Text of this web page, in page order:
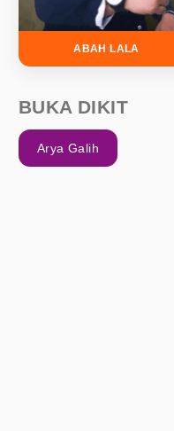
ABAH LALA
BUKA DIKIT
Arya Galih